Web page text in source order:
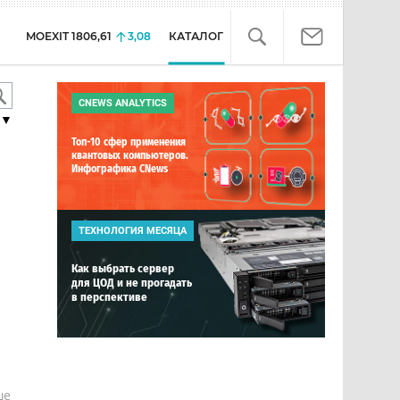
MOEXIT 1806,61 3,08 КАТАЛОГ
CNEWS ANALYTICS
Топ-10 сфер применения
квантовых компьютеров.
Инфографика CNews
ТЕХНОЛОГИЯ МЕСЯЦА
Как выбрать сервер
для ЦОД и не прогадать
в перспективе